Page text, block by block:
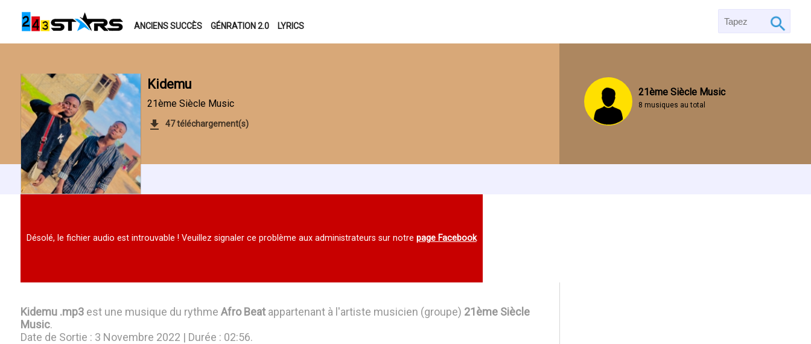
ANCIENS SUCCÈS GÉNRATION 2.0 LYRICS
Kidemu
21ème Siècle Music
47 téléchargement(s)
21ème Siècle Music
8 musiques au total
Désolé, le fichier audio est introuvable ! Veuillez signaler ce problème aux administrateurs sur notre page Facebook
Kidemu .mp3est une musique du rythme Afro Beatappartenant à l'artiste musicien (groupe) 21ème Siècle
Music.
Date de Sortie : 3 Novembre 2022 | Durée : 02:56.